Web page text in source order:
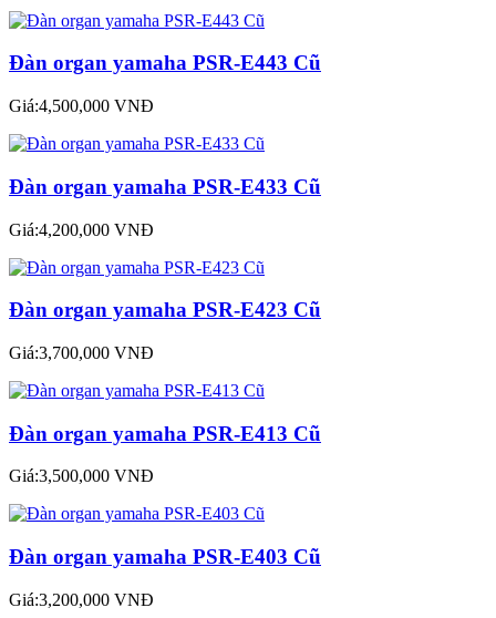
Đàn organ yamaha PSR-E443 Cũ
Giá:4,500,000 VNĐ
Đàn organ yamaha PSR-E433 Cũ
Giá:4,200,000 VNĐ
Đàn organ yamaha PSR-E423 Cũ
Giá:3,700,000 VNĐ
Đàn organ yamaha PSR-E413 Cũ
Giá:3,500,000 VNĐ
Đàn organ yamaha PSR-E403 Cũ
Giá:3,200,000 VNĐ